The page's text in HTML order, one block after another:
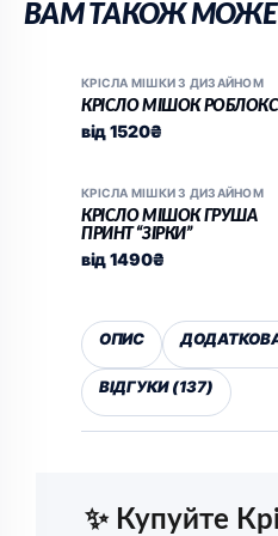
ВАМ ТАКОЖ МОЖЕ
КРІСЛА МІШКИ З ДИЗАЙНОМ
КРІСЛО МІШОК РОБЛОКС
від1520₴
КРІСЛА МІШКИ З ДИЗАЙНОМ
КРІСЛО МІШОК ГРУША
ПРИНТ “ЗІРКИ”
від1490₴
ОПИС
ВІДГУКИ (137)
✨ Купуйте